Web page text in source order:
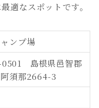
適なスポットです。
ンプ場
0501 島根県邑智郡
須那2664-3